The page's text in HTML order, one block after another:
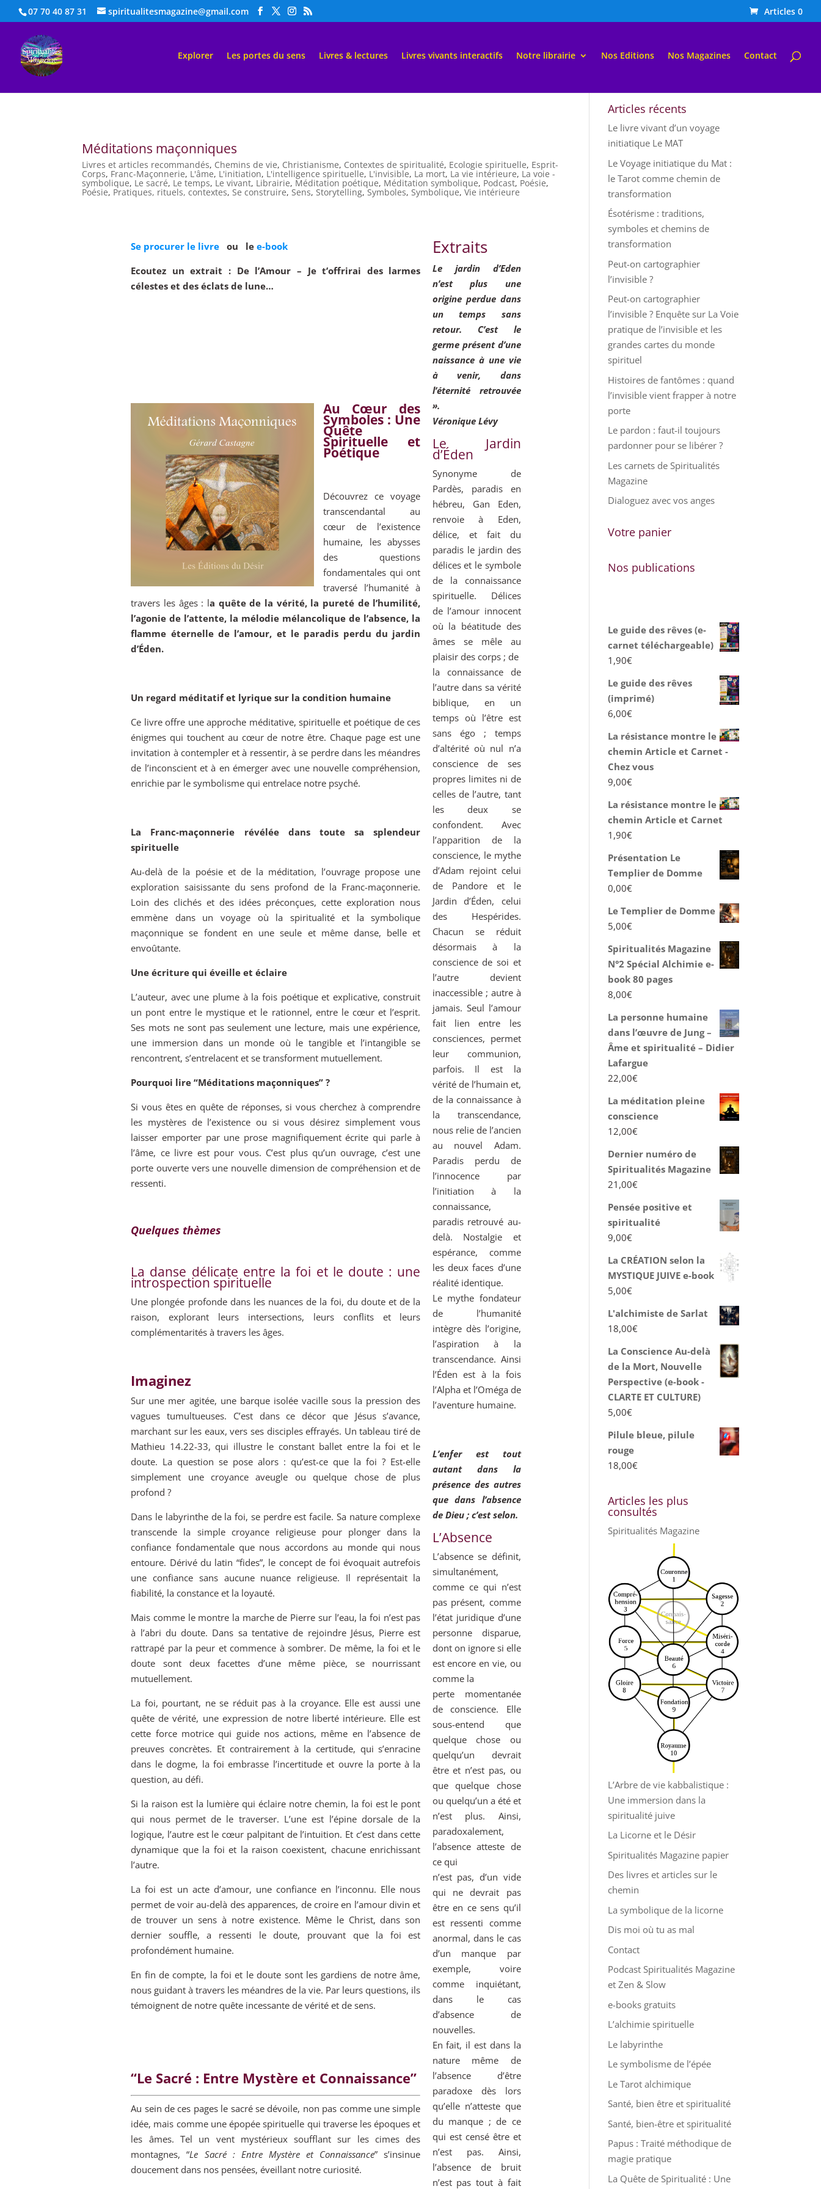
07 70 40 87 31 spiritualitesmagazine@gmail.com Articles 0
Explorer Les portes du sens Livres & lectures Livres vivants interactifs Notre librairie Nos Editions Nos Magazines Contact
Méditations maçonniques
Livres et articles recommandés, Chemins de vie, Christianisme, Contextes de spiritualité, Ecologie spirituelle, Esprit-
Corps, Franc-Maçonnerie, L'âme, L'initiation, L'intelligence spirituelle, L'invisible, La mort, La vie intérieure, La voie -
symbolique, Le sacré, Le temps, Le vivant, Librairie, Méditation poétique, Méditation symbolique, Podcast, Poésie,
Poésie, Pratiques, rituels, contextes,Se construire,Sens,Storytelling,Symboles,Symbolique,Vie intérieure
Se procurer le livre ou lee-book
Ecoutez un extrait : De l’Amour – Je t’offrirai des larmes
célestes et des éclats de lune…
Au Cœur des
Symboles : Une
Quête
Spirituelle et
Poétique
Découvrez ce voyage
transcendantal au
cœur de l’existence
humaine, les abysses
des questions
fondamentales qui ont
traversé l’humanité à
travers les âges : la quête de la vérité, la pureté de l’humilité,
l’agonie de l’attente, la mélodie mélancolique de l’absence, la
flamme éternelle de l’amour, et le paradis perdu du jardin
d’Éden.
Un regard méditatif et lyrique sur la condition humaine
Ce livre offre une approche méditative, spirituelle et poétique de ces
énigmes qui touchent au cœur de notre être. Chaque page est une
invitation à contempler et à ressentir, à se perdre dans les méandres
de l’inconscient et à en émerger avec une nouvelle compréhension,
enrichie par le symbolisme qui entrelace notre psyché.
La Franc-maçonnerie révélée dans toute sa splendeur
spirituelle
Au-delà de la poésie et de la méditation, l’ouvrage propose une
exploration saisissante du sens profond de la Franc-maçonnerie.
Loin des clichés et des idées préconçues, cette exploration nous
emmène dans un voyage où la spiritualité et la symbolique
maçonnique se fondent en une seule et même danse, belle et
envoûtante.
Une écriture qui éveille et éclaire
L’auteur, avec une plume à la fois poétique et explicative, construit
un pont entre le mystique et le rationnel, entre le cœur et l’esprit.
Ses mots ne sont pas seulement une lecture, mais une expérience,
une immersion dans un monde où le tangible et l’intangible se
rencontrent, s’entrelacent et se transforment mutuellement.
Pourquoi lire “Méditations maçonniques” ?
Si vous êtes en quête de réponses, si vous cherchez à comprendre
les mystères de l’existence ou si vous désirez simplement vous
laisser emporter par une prose magnifiquement écrite qui parle à
l’âme, ce livre est pour vous. C’est plus qu’un ouvrage, c’est une
porte ouverte vers une nouvelle dimension de compréhension et de
ressenti.
Quelques thèmes
La danse délicate entre la foi et le doute : une
introspection spirituelle
Une plongée profonde dans les nuances de la foi, du doute et de la
raison, explorant leurs intersections, leurs conflits et leurs
complémentarités à travers les âges.
Imaginez
Sur une mer agitée, une barque isolée vacille sous la pression des
vagues tumultueuses. C’est dans ce décor que Jésus s’avance,
marchant sur les eaux, vers ses disciples effrayés. Un tableau tiré de
Mathieu 14.22-33, qui illustre le constant ballet entre la foi et le
doute. La question se pose alors : qu’est-ce que la foi ? Est-elle
simplement une croyance aveugle ou quelque chose de plus
profond ?
Dans le labyrinthe de la foi, se perdre est facile. Sa nature complexe
transcende la simple croyance religieuse pour plonger dans la
confiance fondamentale que nous accordons au monde qui nous
entoure. Dérivé du latin “fides”, le concept de foi évoquait autrefois
une confiance sans aucune nuance religieuse. Il représentait la
fiabilité, la constance et la loyauté.
Mais comme le montre la marche de Pierre sur l’eau, la foi n’est pas
à l’abri du doute. Dans sa tentative de rejoindre Jésus, Pierre est
rattrapé par la peur et commence à sombrer. De même, la foi et le
doute sont deux facettes d’une même pièce, se nourrissant
mutuellement.
La foi, pourtant, ne se réduit pas à la croyance. Elle est aussi une
quête de vérité, une expression de notre liberté intérieure. Elle est
cette force motrice qui guide nos actions, même en l’absence de
preuves concrètes. Et contrairement à la certitude, qui s’enracine
dans le dogme, la foi embrasse l’incertitude et ouvre la porte à la
question, au défi.
Si la raison est la lumière qui éclaire notre chemin, la foi est le pont
qui nous permet de le traverser. L’une est l’épine dorsale de la
logique, l’autre est le cœur palpitant de l’intuition. Et c’est dans cette
dynamique que la foi et la raison coexistent, chacune enrichissant
l’autre.
La foi est un acte d’amour, une confiance en l’inconnu. Elle nous
permet de voir au-delà des apparences, de croire en l’amour divin et
de trouver un sens à notre existence. Même le Christ, dans son
dernier souffle, a ressenti le doute, prouvant que la foi est
profondément humaine.
En fin de compte, la foi et le doute sont les gardiens de notre âme,
nous guidant à travers les méandres de la vie. Par leurs questions, ils
témoignent de notre quête incessante de vérité et de sens.
“Le Sacré : Entre Mystère et Connaissance”
Au sein de ces pages le sacré se dévoile, non pas comme une simple
idée, mais comme une épopée spirituelle qui traverse les époques et
les âmes. Tel un vent mystérieux soufflant sur les cimes des
montagnes, “Le Sacré : Entre Mystère et Connaissance” s’insinue
doucement dans nos pensées, éveillant notre curiosité.
Extraits
Le jardin d’Eden
n’est plus une
origine perdue dans
un temps sans
retour. C’est le
germe présent d’une
naissance à une vie
à venir, dans
l’éternité retrouvée
».
Véronique Lévy
Le Jardin
d’Éden
Synonyme de
Pardès, paradis en
hébreu, Gan Eden,
renvoie à Eden,
délice, et fait du
paradis le jardin des
délices et le symbole
de la connaissance
spirituelle. Délices
de l’amour innocent
où la béatitude des
âmes se mêle au
plaisir des corps ; de
la connaissance de
l’autre dans sa vérité
biblique, en un
temps où l’être est
sans égo ; temps
d’altérité où nul n’a
conscience de ses
propres limites ni de
celles de l’autre, tant
les deux se
confondent. Avec
l’apparition de la
conscience, le mythe
d’Adam rejoint celui
de Pandore et le
Jardin d’Éden, celui
des Hespérides.
Chacun se réduit
désormais à la
conscience de soi et
l’autre devient
inaccessible ; autre à
jamais. Seul l’amour
fait lien entre les
consciences, permet
leur communion,
parfois. Il est la
vérité de l’humain et,
de la connaissance à
la transcendance,
nous relie de l’ancien
au nouvel Adam.
Paradis perdu de
l’innocence par
l’initiation à la
connaissance,
paradis retrouvé au-
delà. Nostalgie et
espérance, comme
les deux faces d’une
réalité identique.
Le mythe fondateur
de l’humanité
intègre dès l’origine,
l’aspiration à la
transcendance. Ainsi
l’Éden est à la fois
l’Alpha et l’Oméga de
l’aventure humaine.
L’enfer est tout
autant dans la
présence des autres
que dans l’absence
de Dieu ; c’est selon.
L’Absence
L’absence se définit,
simultanément,
comme ce qui n’est
pas présent, comme
l’état juridique d’une
personne disparue,
dont on ignore si elle
est encore en vie, ou
comme la
perte momentanée
de conscience. Elle
sous-entend que
quelque chose ou
quelqu’un devrait
être et n’est pas, ou
que quelque chose
ou quelqu’un a été et
n’est plus. Ainsi,
paradoxalement,
l’absence atteste de
ce qui
n’est pas, d’un vide
qui ne devrait pas
être en ce sens qu’il
est ressenti comme
anormal, dans le cas
d’un manque par
exemple, voire
comme inquiétant,
dans le cas
d’absence de
nouvelles.
En fait, il est dans la
nature même de
l’absence d’être
paradoxe dès lors
qu’elle n’atteste que
du manque ; de ce
qui est censé être et
n’est pas. Ainsi,
l’absence de bruit
n’est pas tout à fait
Articles récents
Le livre vivant d’un voyage
initiatique Le MAT
Le Voyage initiatique du Mat :
le Tarot comme chemin de
transformation
Ésotérisme : traditions,
symboles et chemins de
transformation
Peut-on cartographier
l’invisible ?
Peut-on cartographier
l’invisible ? Enquête sur La Voie
pratique de l’invisible et les
grandes cartes du monde
spirituel
Histoires de fantômes : quand
l’invisible vient frapper à notre
porte
Le pardon : faut-il toujours
pardonner pour se libérer ?
Les carnets de Spiritualités
Magazine
Dialoguez avec vos anges
Votre panier
Nos publications
Le guide des rêves (e-
carnet téléchargeable)
1,90€
Le guide des rêves
(imprimé)
6,00€
La résistance montre le
chemin Article et Carnet -
Chez vous
9,00€
La résistance montre le
chemin Article et Carnet
1,90€
Présentation Le
Templier de Domme
0,00€
Le Templier de Domme
5,00€
Spiritualités Magazine
N°2 Spécial Alchimie e-
book 80 pages
8,00€
La personne humaine
dans l’œuvre de Jung –
Âme et spiritualité – Didier
Lafargue
22,00€
La méditation pleine
conscience
12,00€
Dernier numéro de
Spiritualités Magazine
21,00€
Pensée positive et
spiritualité
9,00€
La CRÉATION selon la
MYSTIQUE JUIVE e-book
5,00€
L'alchimiste de Sarlat
18,00€
La Conscience Au-delà
de la Mort, Nouvelle
Perspective (e-book -
CLARTE ET CULTURE)
5,00€
Pilule bleue, pilule
rouge
18,00€
Articles les plus
consultés
Spiritualités Magazine
L’Arbre de vie kabbalistique :
Une immersion dans la
spiritualité juive
La Licorne et le Désir
Spiritualités Magazine papier
Des livres et articles sur le
chemin
La symbolique de la licorne
Dis moi où tu as mal
Contact
Podcast Spiritualités Magazine
et Zen & Slow
e-books gratuits
L’alchimie spirituelle
Le labyrinthe
Le symbolisme de l’épée
Le Tarot alchimique
Santé, bien être et spiritualité
Santé, bien-être et spiritualité
Papus : Traité méthodique de
magie pratique
La Quête de Spiritualité : Une